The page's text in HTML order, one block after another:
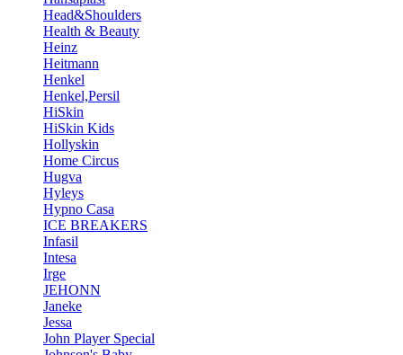
Head&Shoulders
Health & Beauty
Heinz
Heitmann
Henkel
Henkel,Persil
HiSkin
HiSkin Kids
Hollyskin
Home Circus
Hugva
Hyleys
Hypno Casa
ICE BREAKERS
Infasil
Intesa
Irge
JEHONN
Janeke
Jessa
John Player Special